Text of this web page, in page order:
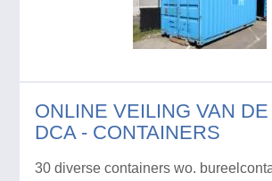
ONLINE VEILING VAN
DCA - CONTAINERS
30 diverse containers wo.